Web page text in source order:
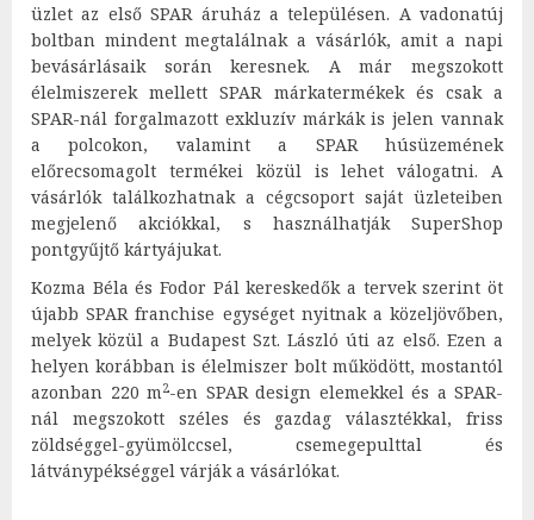
üzlet az első SPAR áruház a településen. A vadonatúj
boltban mindent megtalálnak a vásárlók, amit a napi
bevásárlásaik során keresnek. A már megszokott
élelmiszerek mellett SPAR márkatermékek és csak a
SPAR-nál forgalmazott exkluzív márkák is jelen vannak
a polcokon, valamint a SPAR húsüzemének
előrecsomagolt termékei közül is lehet válogatni. A
vásárlók találkozhatnak a cégcsoport saját üzleteiben
megjelenő akciókkal, s használhatják SuperShop
pontgyűjtő kártyájukat.
Kozma Béla és Fodor Pál kereskedők a tervek szerint öt
újabb SPAR franchise egységet nyitnak a közeljövőben,
melyek közül a Budapest Szt. László úti az első. Ezen a
helyen korábban is élelmiszer bolt működött, mostantól
azonban 220 m2-en SPAR design elemekkel és a SPAR-
nál megszokott széles és gazdag választékkal, friss
zöldséggel-gyümölccsel, csemegepulttal és
látványpékséggel várják a vásárlókat.